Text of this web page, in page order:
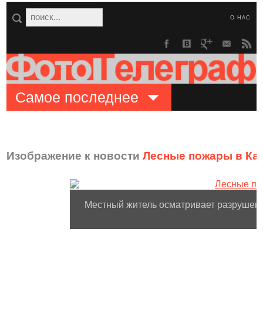
О НАС
Самое последнее
Изображение к новостиЛесные пожары в
Местный житель осматривает